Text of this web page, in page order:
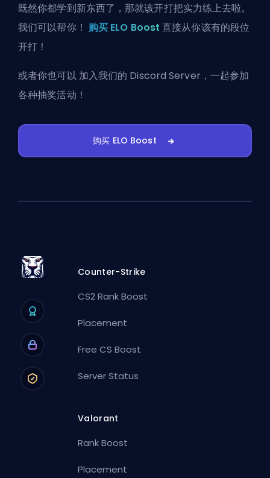
既然你都学到新东西了，那就该开打把实力练上去啦。
我们可以帮你！ 购买 ELO Boost 直接从你该有的段位
开打！
或者你也可以 加入我们的 Discord Server ，一起参加
各种抽奖活动！
购买 ELO Boost
Counter-Strike
CS2 Rank Boost
Placement
Free CS Boost
Server Status
Valorant
Rank Boost
Placement